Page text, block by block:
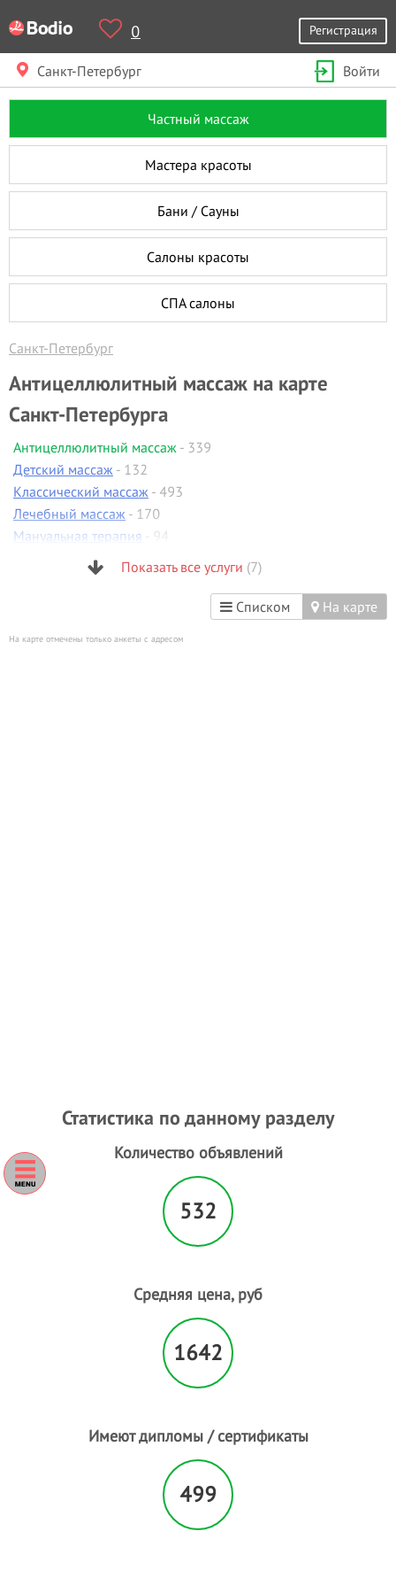
0 Регистрация
Санкт-Петербург Войти
Частный массаж
Мастера красоты
Бани / Сауны
Салоны красоты
СПА салоны
Санкт-Петербург
Антицеллюлитный массаж на карте
Санкт-Петербурга
Антицеллюлитный массаж - 339
Детский массаж - 132
Классический массаж - 493
Лечебный массаж - 170
Мануальная терапия - 94
Спортивный массаж
Тайский массаж
Показать все услуги (7)
Списком На карте
На карте отмечены только анкеты с адресом
Статистика по данному разделу
Количество объявлений
532
Средняя цена, руб
1642
Имеют дипломы / сертификаты
499